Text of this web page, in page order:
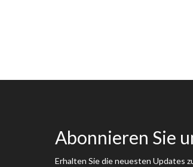
Abonnieren Sie
Erhalten Sie die neuesten Updates